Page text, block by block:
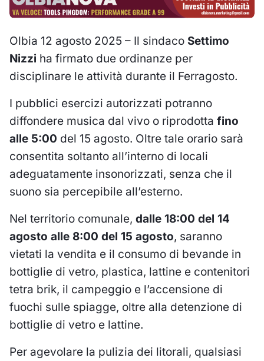
Olbia 12 agosto 2025 – Il sindaco Settimo
Nizzi ha firmato due ordinanze per
disciplinare le attività durante il Ferragosto.
I pubblici esercizi autorizzati potranno
diffondere musica dal vivo o riprodotta fino
alle 5:00 del 15 agosto. Oltre tale orario sarà
consentita soltanto all’interno di locali
adeguatamente insonorizzati, senza che il
suono sia percepibile all’esterno.
Nel territorio comunale, dalle 18:00 del 14
agosto alle 8:00 del 15 agosto, saranno
vietati la vendita e il consumo di bevande in
bottiglie di vetro, plastica, lattine e contenitori
tetra brik, il campeggio e l’accensione di
fuochi sulle spiagge, oltre alla detenzione di
bottiglie di vetro e lattine.
Per agevolare la pulizia dei litorali, qualsiasi